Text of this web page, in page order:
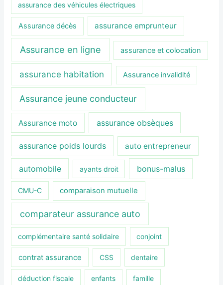
assurance des véhicules électriques
Assurance décès assurance emprunteur
Assurance en ligne assurance et colocation
assurance habitation Assurance invalidité
Assurance jeune conducteur
Assurance moto assurance obsèques
assurance poids lourds auto entrepreneur
automobile ayants droit bonus-malus
CMU-C comparaison mutuelle
comparateur assurance auto
complémentaire santé solidaire conjoint
contrat assurance CSS dentaire
déduction fiscale enfants famille